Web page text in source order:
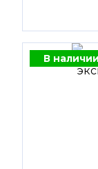
В наличии